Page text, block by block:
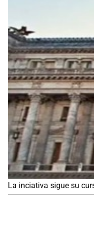
La inciativa sigue su